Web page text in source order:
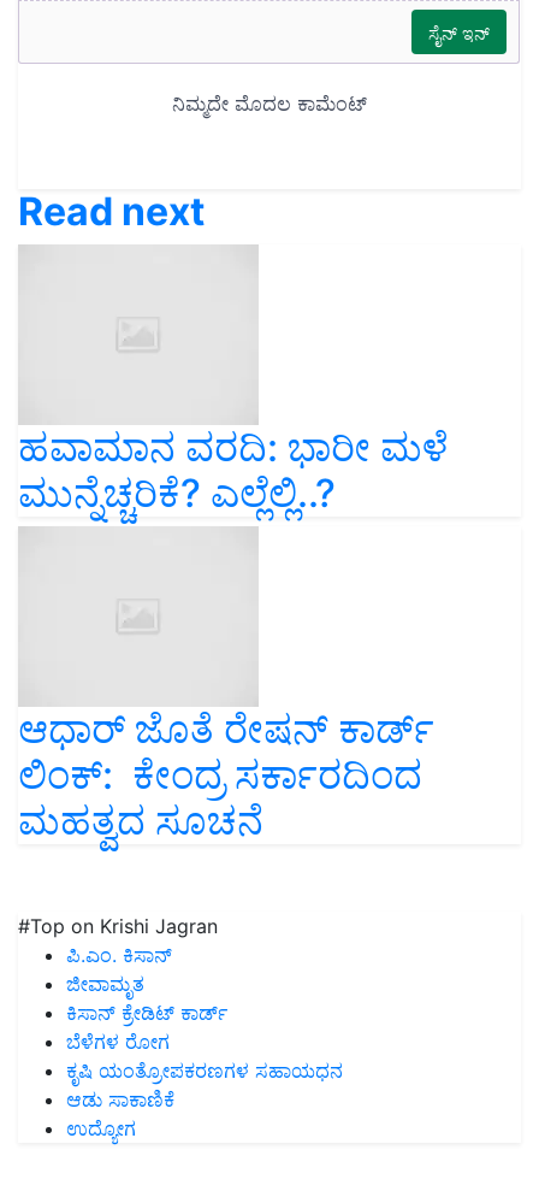
Read next
ಹವಾಮಾನ ವರದಿ: ಭಾರೀ ಮಳೆ
ಮುನ್ನೆಚ್ಚರಿಕೆ? ಎಲ್ಲೆಲ್ಲಿ..?
ಆಧಾರ್‌ ಜೊತೆ ರೇಷನ್‌ ಕಾರ್ಡ್‌
ಲಿಂಕ್‌: ಕೇಂದ್ರ ಸರ್ಕಾರದಿಂದ
ಮಹತ್ವದ ಸೂಚನೆ
#Top on Krishi Jagran
ಪಿ.ಎಂ. ಕಿಸಾನ್
ಜೀವಾಮೃತ
ಕಿಸಾನ್ ಕ್ರೇಡಿಟ್ ಕಾರ್ಡ್
ಬೆಳೆಗಳ ರೋಗ
ಕೃಷಿ ಯಂತ್ರೋಪಕರಣಗಳ ಸಹಾಯಧನ
ಆಡು ಸಾಕಾಣಿಕೆ
ಉದ್ಯೋಗ